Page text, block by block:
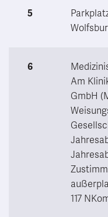
5
6
Am
GmbH
117